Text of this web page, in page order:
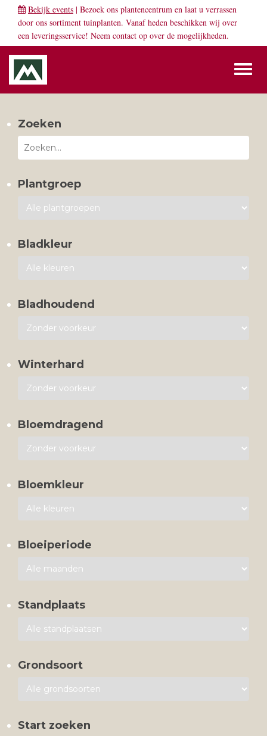
Bekijk events | Bezoek ons plantencentrum en laat u verrassen
door ons sortiment tuinplanten. Vanaf heden beschikken wij over
een leveringsservice! Neem contact op over de mogelijkheden.
Zoeken
Plantgroep
Bladkleur
Bladhoudend
Winterhard
Bloemdragend
Bloemkleur
Bloeiperiode
Standplaats
Grondsoort
Start zoeken